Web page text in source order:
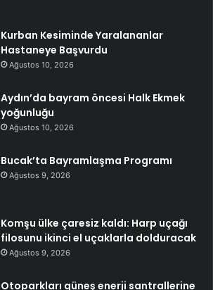
Kurban Kesiminde Yaralananlar
Hastaneye Başvurdu
Ağustos 10, 2026
Aydın’da bayram öncesi Halk Ekmek
yoğunluğu
Ağustos 10, 2026
Bucak’ta Bayramlaşma Programı
Ağustos 9, 2026
Komşu ülke çaresiz kaldı: Harp uçağı
filosunu ikinci el uçaklarla dolduracak
Ağustos 9, 2026
Otoparkları güneş enerji santrallerine